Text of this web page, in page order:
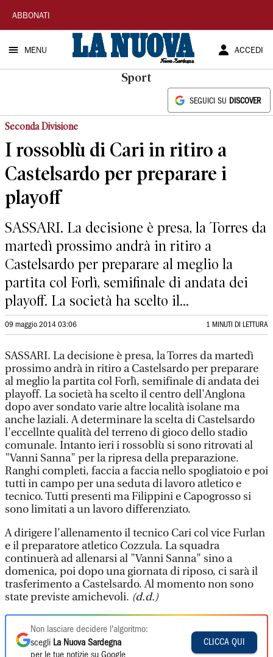
La
Nuova
Sardegna
ABBONATI
MENU ACCEDI
Sport
SEGUICI SU DISCOVER
Seconda Divisione
I rossoblù di Cari in ritiro a
Castelsardo per preparare i
playoff
SASSARI. La decisione è presa, la Torres da
martedì prossimo andrà in ritiro a
Castelsardo per preparare al meglio la
partita col Forlì, semifinale di andata dei
playoff. La società ha scelto il...
09 maggio 2014 03:06 1 MINUTI DI LETTURA
SASSARI. La decisione è presa, la Torres da martedì
prossimo andrà in ritiro a Castelsardo per preparare
al meglio la partita col Forlì, semifinale di andata dei
playoff. La società ha scelto il centro dell'Anglona
dopo aver sondato varie altre località isolane ma
anche laziali. A determinare la scelta di Castelsardo
l'eccellnte qualità del terreno di gioco dello stadio
comunale. Intanto ieri i rossoblù si sono ritrovati al
"Vanni Sanna" per la ripresa della preparazione.
Ranghi completi, faccia a faccia nello spogliatoio e poi
tutti in campo per una seduta di lavoro atletico e
tecnico. Tutti presenti ma Filippini e Capogrosso si
sono limitati a un lavoro differenziato.
A dirigere l'allenamento il tecnico Cari col vice Furlan
e il preparatore atletico Cozzula. La squadra
continuerà ad allenarsi al "Vanni Sanna" sino a
domenica, poi dopo una giornata di riposo, ci sarà il
trasferimento a Castelsardo. Al momento non sono
state previste amichevoli. (d.d.)
Non lasciare decidere l'algoritmo:
scegli La Nuova Sardegna
per le tue notizie su Google
CLICCA QUI